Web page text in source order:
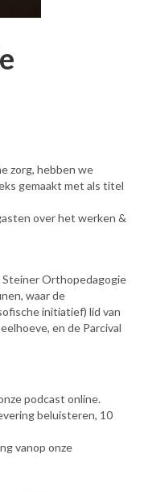
zorg, hebben we
gemaakt met als titel
over het werken &
Steiner Orthopedagogie
waar de
initiatief) lid van
en de Parcival
podcast online.
beluisteren, 10
vanop onze